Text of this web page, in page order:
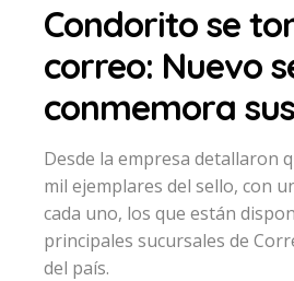
Condorito se
correo: Nuevo
conmemora
Desde la empresa detallaron
mil ejemplares del sello, con
cada uno, los que están
principales sucursales de
del país.